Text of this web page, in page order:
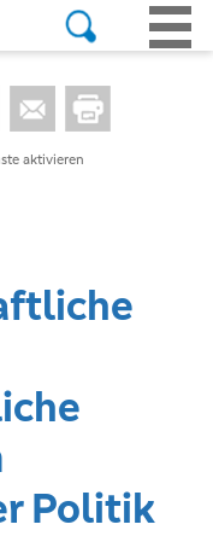
aktivieren
Politik